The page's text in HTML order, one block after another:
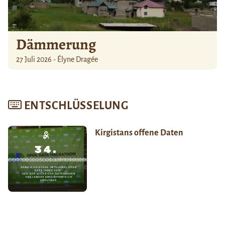
Dämmerung
27 Juli 2026 - Élyne Dragée
ENTSCHLÜSSELUNG
Kirgistans offene Daten